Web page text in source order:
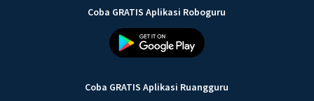
Coba GRATIS Aplikasi Roboguru
Coba GRATIS Aplikasi Ruangguru